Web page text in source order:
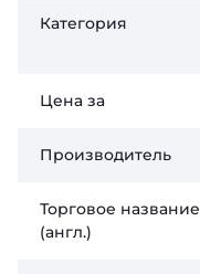
Категория
Цена за
Производитель
Торговое название
(англ.)